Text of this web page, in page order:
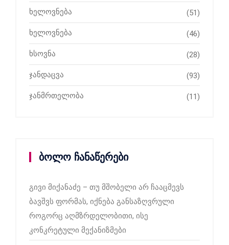
ხელოვნება (51)
ხელოვნება (46)
ხსოვნა (28)
ჯანდაცვა (93)
ჯანმრთელობა (11)
ბოლო ჩანაწერები
გივი მიქანაძე – თუ მშობელი არ ჩააცმევს
ბავშვს ფორმას, იქნება განსაზღვრული
როგორც აღმზრდელობითი, ისე
კონკრეტული მექანიზმები